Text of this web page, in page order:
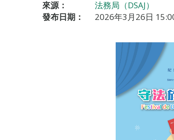
來源：
法務局（DSAJ）
發布日期：
2026年3月26日